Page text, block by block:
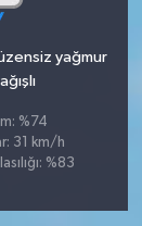
yağmur
%74
31 km/h
%83